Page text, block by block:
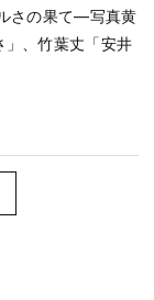
さの果て―写真黄
」、竹葉丈「安井